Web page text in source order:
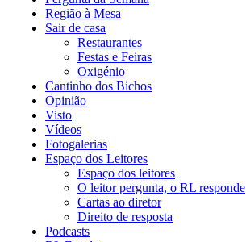
Região à Mesa
Sair de casa
Restaurantes
Festas e Feiras
Oxigénio
Cantinho dos Bichos
Opinião
Visto
Vídeos
Fotogalerias
Espaço dos Leitores
Espaço dos leitores
O leitor pergunta, o RL responde
Cartas ao diretor
Direito de resposta
Podcasts